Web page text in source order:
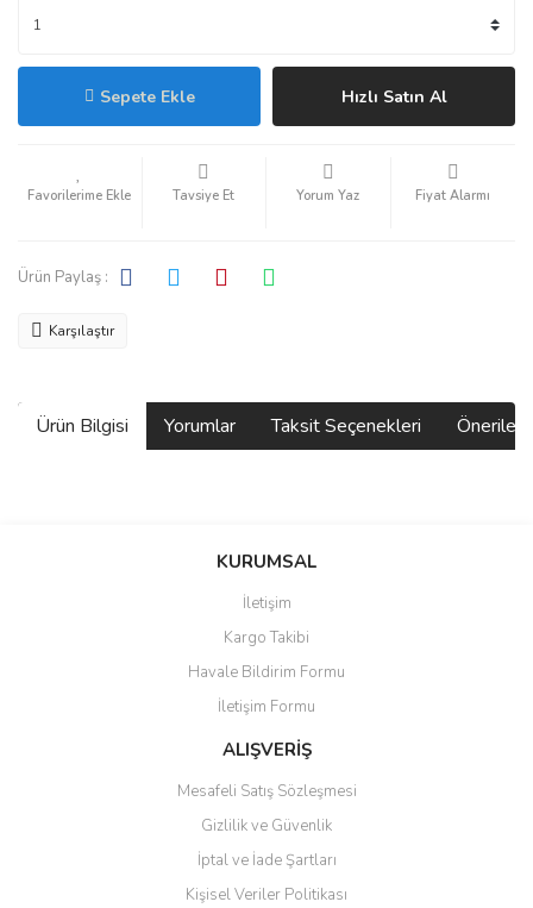
Sepete Ekle Hızlı Satın Al
Tavsiye Et Yorum Yaz Fiyat Alarmı
Ürün Paylaş :
Karşılaştır
Ürün Bilgisi Yorumlar Taksit Seçenekleri
Bu ürüne ilk yorumu siz yapın!
Ürün resmi kalitesiz, bozuk veya görüntülenemiyor.
Ürün açıklamasında eksik bilgiler bulunuyor.
Ürün bilgilerinde hatalar bulunuyor.
Ürün fiyatı diğer sitelerden daha pahalı.
KURUMSAL
İletişim
Kargo Takibi
Havale Bildirim Formu
İletişim Formu
ALIŞVERİŞ
Mesafeli Satış Sözleşmesi
Gizlilik ve Güvenlik
İptal ve İade Şartları
Kişisel Veriler Politikası